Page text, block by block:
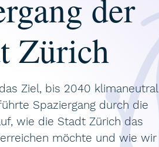
der
Zürich
Ziel, bis 2040 klimaneutral
Spaziergang durch die
wie die Stadt Zürich das
möchte und wie wir